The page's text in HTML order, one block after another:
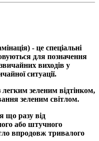
- це спеціальні
для позначення
виходів у
ситуації.
зеленим відтінком,
зеленим світлом.
що разу від
або штучного
впродовж тривалого